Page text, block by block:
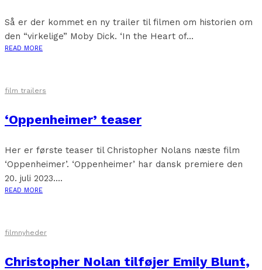
Så er der kommet en ny trailer til filmen om historien om
den “virkelige” Moby Dick. ‘In the Heart of...
READ MORE
film trailers
‘Oppenheimer’ teaser
Her er første teaser til Christopher Nolans næste film
‘Oppenheimer’. ‘Oppenheimer’ har dansk premiere den
20. juli 2023....
READ MORE
filmnyheder
Christopher Nolan tilføjer Emily Blunt,